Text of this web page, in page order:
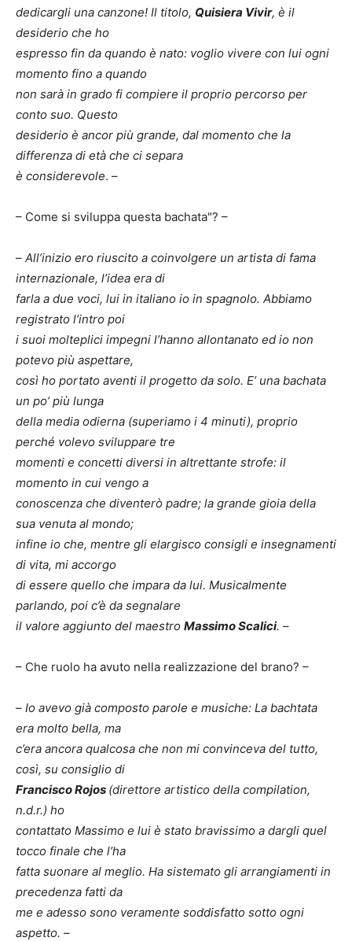
dedicargli una canzone! Il titolo, Quisiera Vivir, è il
desiderio che ho
espresso fin da quando è nato: voglio vivere con lui ogni
momento fino a quando
non sarà in grado fi compiere il proprio percorso per
conto suo. Questo
desiderio è ancor più grande, dal momento che la
differenza di età che ci separa
è considerevole. –
– Come si sviluppa questa bachata"? –
– All’inizio ero riuscito a coinvolgere un artista di fama
internazionale, l’idea era di
farla a due voci, lui in italiano io in spagnolo. Abbiamo
registrato l’intro poi
i suoi molteplici impegni l’hanno allontanato ed io non
potevo più aspettare,
così ho portato aventi il progetto da solo. E’ una bachata
un po’ più lunga
della media odierna (superiamo i 4 minuti), proprio
perché volevo sviluppare tre
momenti e concetti diversi in altrettante strofe: il
momento in cui vengo a
conoscenza che diventerò padre; la grande gioia della
sua venuta al mondo;
infine io che, mentre gli elargisco consigli e insegnamenti
di vita, mi accorgo
di essere quello che impara da lui. Musicalmente
parlando, poi c’è da segnalare
il valore aggiunto del maestro Massimo Scalici. –
– Che ruolo ha avuto nella realizzazione del brano? –
– Io avevo già composto parole e musiche: La bachtata
era molto bella, ma
c’era ancora qualcosa che non mi convinceva del tutto,
così, su consiglio di
Francisco Rojos (direttore artistico della compilation,
n.d.r.) ho
contattato Massimo e lui è stato bravissimo a dargli quel
tocco finale che l’ha
fatta suonare al meglio. Ha sistemato gli arrangiamenti in
precedenza fatti da
me e adesso sono veramente soddisfatto sotto ogni
aspetto. –